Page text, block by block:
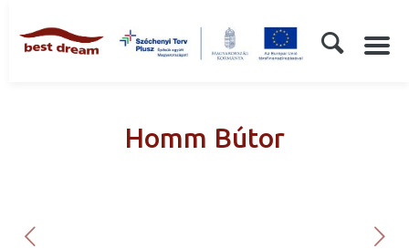
Homm Bútor